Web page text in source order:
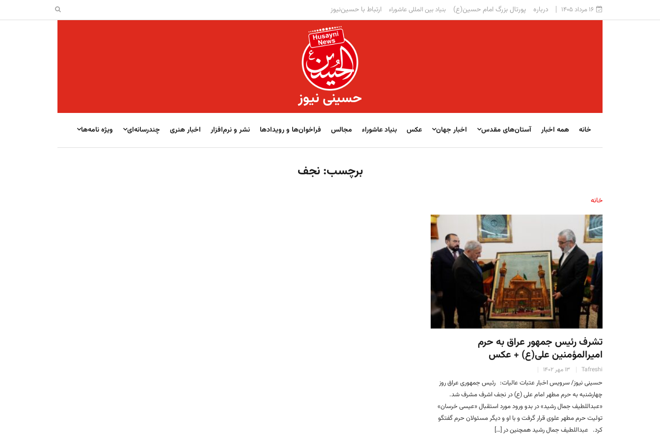
۱۶ مرداد ۱۴۰۵ درباره پورتال بزرگ امام حسین(ع) بنیاد بین المللی عاشوراء ارتباط با حسین‌نیوز
حسینی نیوز
خانه همه اخبار آستان‌های مقدس اخبار جهان عکس بنیاد عاشوراء مجالس فراخوان‌‏‏‏ها و رویدادها نشر و نرم‌افزار اخبار هنری چندرسانه‌ای ویژه نامه‌ها
برچسب: نجف
خانه
تشرف رئیس جمهور عراق به حرم
امیرالمؤمنین علی(ع) + عکس
Tafreshi ۱۳ مهر ۱۴۰۲
حسینی نیوز/ سرویس اخبار عتبات عالیات: رئیس جمهوری عراق روز
چهارشنبه به حرم مطهر امام علی (ع) در نجف اشرف مشرف شد.
«عبداللطیف جمال رشید» در بدو ورود مورد استقبال «عیسی خرسان»
تولیت حرم مطهر علوی قرار گرفت و با او و دیگر مسئولان حرم گفتگو
کرد. عبداللطیف جمال رشید همچنین در […]